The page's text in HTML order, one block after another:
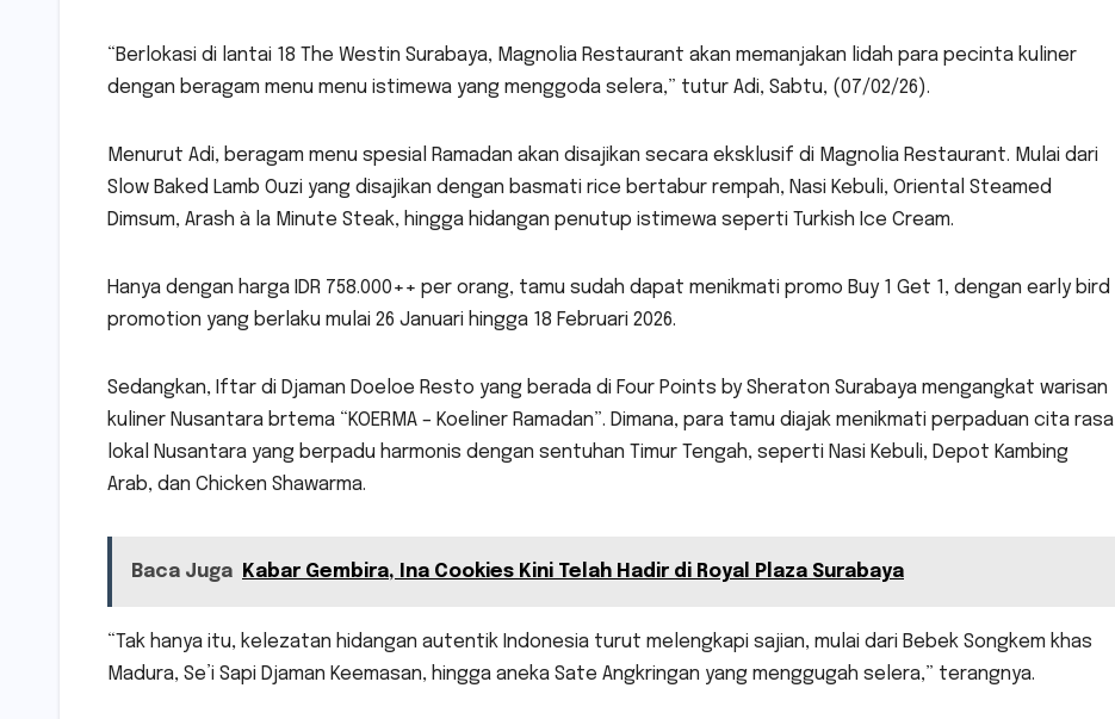
“Berlokasi di lantai 18 The Westin Surabaya, Magnolia Restaurant akan memanjakan lidah para pecinta kuliner
dengan beragam menu menu istimewa yang menggoda selera,” tutur Adi, Sabtu, (07/02/26).
Menurut Adi, beragam menu spesial Ramadan akan disajikan secara eksklusif di Magnolia Restaurant. Mulai dari
Slow Baked Lamb Ouzi yang disajikan dengan basmati rice bertabur rempah, Nasi Kebuli, Oriental Steamed
Dimsum, Arash à la Minute Steak, hingga hidangan penutup istimewa seperti Turkish Ice Cream.
Hanya dengan harga IDR 758.000++ per orang, tamu sudah dapat menikmati promo Buy 1 Get 1, dengan early bird
promotion yang berlaku mulai 26 Januari hingga 18 Februari 2026.
Sedangkan, Iftar di Djaman Doeloe Resto yang berada di Four Points by Sheraton Surabaya mengangkat warisan
kuliner Nusantara brtema “KOERMA – Koeliner Ramadan”. Dimana, para tamu diajak menikmati perpaduan cita rasa
lokal Nusantara yang berpadu harmonis dengan sentuhan Timur Tengah, seperti Nasi Kebuli, Depot Kambing
Arab, dan Chicken Shawarma.
Baca Juga Kabar Gembira, Ina Cookies Kini Telah Hadir di Royal Plaza Surabaya
“Tak hanya itu, kelezatan hidangan autentik Indonesia turut melengkapi sajian, mulai dari Bebek Songkem khas
Madura, Se’i Sapi Djaman Keemasan, hingga aneka Sate Angkringan yang menggugah selera,” terangnya.